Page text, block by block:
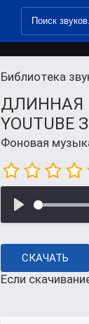
Библиотека
ДЛИННАЯ
YOUTUBE
Фоновая
СКАЧАТЬ
Если